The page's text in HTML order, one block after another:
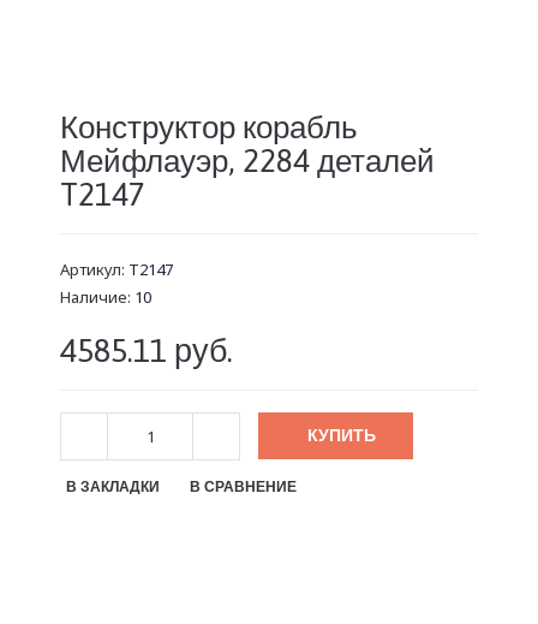
Конструктор корабль
Мейфлауэр, 2284 деталей
T2147
Артикул: T2147
Наличие: 10
4585.11 руб.
КУПИТЬ
В ЗАКЛАДКИ В СРАВНЕНИЕ